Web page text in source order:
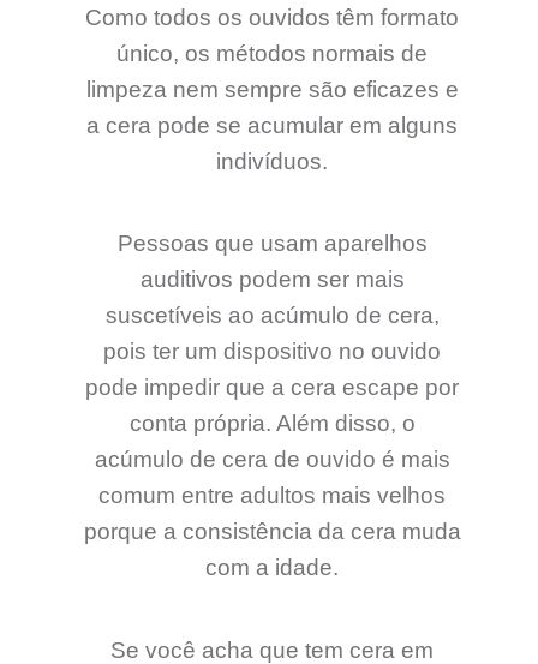
Como todos os ouvidos têm formato
único, os métodos normais de
limpeza nem sempre são eficazes e
a cera pode se acumular em alguns
indivíduos.
Pessoas que usam aparelhos
auditivos podem ser mais
suscetíveis ao acúmulo de cera,
pois ter um dispositivo no ouvido
pode impedir que a cera escape por
conta própria. Além disso, o
acúmulo de cera de ouvido é mais
comum entre adultos mais velhos
porque a consistência da cera muda
com a idade.
Se você acha que tem cera em